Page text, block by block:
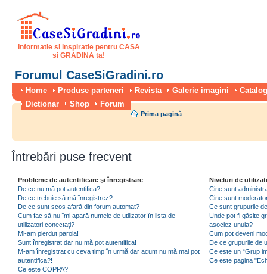
Informatie si inspiratie pentru CASA
si GRADINA ta!
Forumul CaseSiGradini.ro
Home Produse parteneri Revista Galerie imagini
Dictionar
Shop Forum
Prima pagină
Întrebări puse frecvent
Probleme de autentificare şi înregistrare
De ce nu mă pot autentifica?
De ce trebuie să mă înregistrez?
De ce sunt scos afară din forum automat?
Cum fac să nu îmi apară numele de utilizator în lista de
utilizatori conectaţi?
Mi-am pierdut parola!
Sunt înregistrat dar nu mă pot autentifica!
M-am înregistrat cu ceva timp în urmă dar acum nu mă mai pot
autentifica?!
Ce este COPPA?
Niveluri de
Cine sunt
Cine sunt
Ce sunt grupurile
Unde pot fi găsite
asociez unuia?
Cum pot deveni
De ce grupurile de
Ce este un “Grup
Ce este pagina